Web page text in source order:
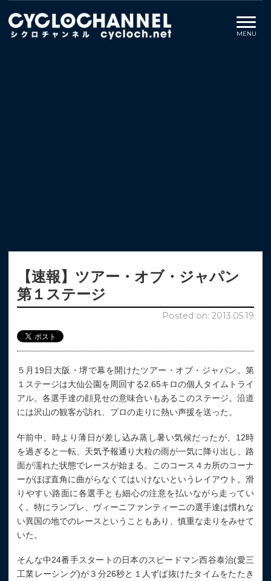
【速報】ツアー・オブ・ジャパン
第１ステージ
Posted on: 2013.05.19
５月19日大阪・堺で幕を開けたツアー・オブ・ジャパン。第
１ステージは大仙公園を周回する2.65キロの個人タイムトライ
アル。各選手達の顔見せの意味合いもあるこのステージ。沿道
には沢山の観客が訪れ、プロの走りに熱い声援を送った。
午前中、時より薄日が差し込み蒸し暑い気候だったが、12時
を過ぎると一転、天気予報通り大粒の雨が一気に降り出し、路
面が濡れた状態でレースが始まる。このコース４カ所のコーナ
ーがほぼ直角に曲がらなくてはいけないというレイアウト。滑
りやすい路面に各選手とも細心の注意を払いながら走ってい
く。特にランプレ、ヴィーニファンティーニの選手達は慣れな
い異国の地でのレースということもあり、慎重な走りをみせて
いた。
そんな中24番手スタートの日本のスピードマン西谷泰治(愛三
工業レーシング)が３分26秒と１人ずば抜けたタイムをたたき